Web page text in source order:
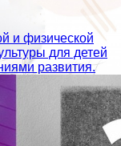
и физической
для детей
развития.